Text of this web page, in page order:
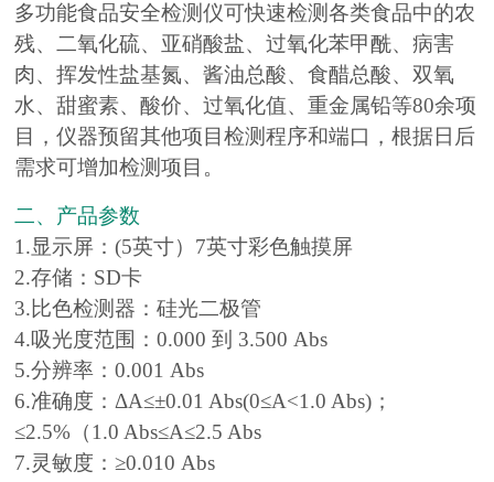
多功能食品安全检测仪可快速检测各类食品中的农
残、二氧化硫、亚硝酸盐、过氧化苯甲酰、病害
肉、挥发性盐基氮、酱油总酸、食醋总酸、双氧
水、甜蜜素、酸价、过氧化值、重金属铅等80余项
目，仪器预留其他项目检测程序和端口，根据日后
需求可增加检测项目。
二、产品参数
1.显示屏：(5英寸）7英寸彩色触摸屏
2.存储：SD卡
3.比色检测器：硅光二极管
4.吸光度范围：0.000 到 3.500 Abs
5.分辨率：0.001 Abs
6.准确度：ΔA≤±0.01 Abs(0≤A<1.0 Abs)；
≤2.5%（1.0 Abs≤A≤2.5 Abs
7.灵敏度：≥0.010 Abs